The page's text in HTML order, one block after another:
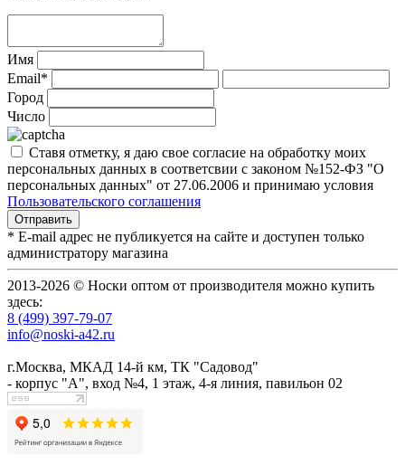
Имя
Email*
Город
Число
Ставя отметку, я даю свое согласие на обработку моих
персональных данных в соответсвии с законом №152-ФЗ "О
персональных данных" от 27.06.2006 и принимаю условия
Пользовательского соглашения
* E-mail адрес не публикуется на сайте и доступен только
администратору магазина
2013-2026 © Носки оптом от производителя можно купить
здесь:
8 (499) 397-79-07
info@noski-a42.ru
г.Москва, МКАД 14-й км, ТК "Садовод"
- корпус "А", вход №4, 1 этаж, 4-я линия, павильон 02